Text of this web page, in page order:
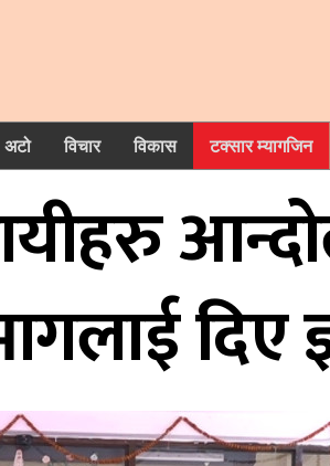
अटो विचार विकास टक्सार म्यागजिन
दिए